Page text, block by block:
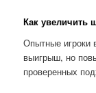
Как увеличить
Опытные игроки
выигрыш, но
проверенных